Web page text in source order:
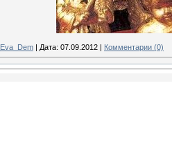
Eva_Dem | Дата: 07.09.2012 | Комментарии (0)